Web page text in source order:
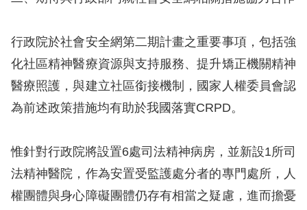
人
資
料
無
障
行政院於社會安全網第二期計畫之重要事項，包括強
化社區精神醫療資源與支持服務、提升矯正機關精神
醫療照護，與建立社區銜接機制，國家人權委員會認
為前述政策措施均有助於我國落實CRPD。
惟針對行政院將設置6處司法精神病房，並新設1所司
法精神醫院，作為安置受監護處分者的專門處所，人
權團體與身心障礙團體仍存有相當之疑慮，進而擔憂